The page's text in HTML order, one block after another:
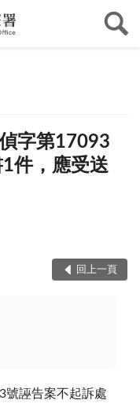
字第17093
件，應受送
回上一頁
號誣告案不起訴處